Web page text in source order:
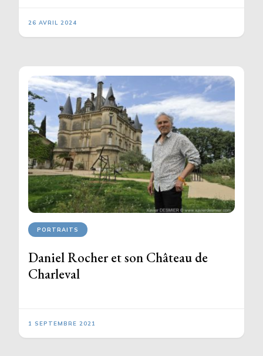
26 AVRIL 2024
PORTRAITS
Daniel Rocher et son Château de
Charleval
1 SEPTEMBRE 2021